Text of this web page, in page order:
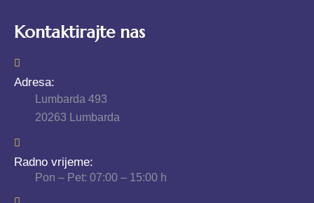
Kontaktirajte nas
Adresa:
Lumbarda 493
20263 Lumbarda
Radno vrijeme:
Pon – Pet: 07:00 – 15:00 h